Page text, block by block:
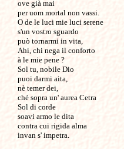
ove già mai
per uom mortal non vassi.
O de le luci mie luci serene
s'un vostro sguardo
può tornarmi in vita,
Ahi, chi nega il conforto
à le mie pene ?
Sol tu, nobile Dio
puoi darmi aita,
nè temer dei,
ché sopra un' aurea Cetra
Sol di corde
soavi armo le dita
contra cui rigida alma
invan s' impetra.